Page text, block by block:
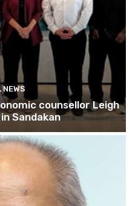
NEWS
counsellor Leigh
Sandakan